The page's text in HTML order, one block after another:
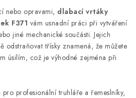
nebo opravami, dlabací vrtáky
F371 vám usnadní práci při vytváření
jiné mechanické součásti. Jejich
odstraňovat třísky znamená, že můžete
úsilím, což je výhodné zejména při
pro profesionální truhláře a řemeslníky,